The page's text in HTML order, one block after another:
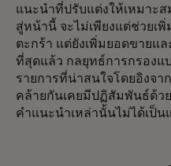
แนะนำที่ปรับแต่งให้เหมาะ
สู่หน้านี้ จะไม่เพียงแต่ช่วยเ
ตะกร้า แต่ยังเพิ่มยอดขายแ
ที่สุดแล้ว กลยุทธ์การกรอง
รายการที่น่าสนใจโดยอิงจ
คล้ายกันเคยมีปฏิสัมพันธ์ด้ว
คำแนะนำเหล่านั้นไม่ได้เป็